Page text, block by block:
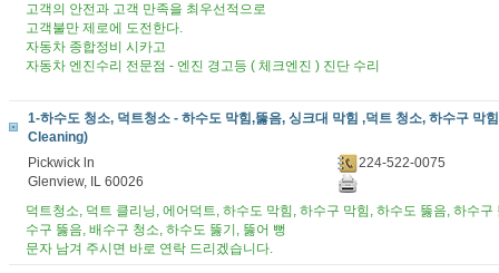
고객의 안전과 고객 만족을 최우선적으로
고객불만 제로에 도전한다.
자동차 종합정비 시카고
자동차 엔진수리 전문점 - 엔진 경고등 ( 체크엔진 ) 진단 수리
1-하수도 청소, 덕트청소 - 하수도 막힘,뚫음, 싱크대 막힘 ,덕트 청소, 하수구 막
Cleaning)
Pickwick ln
Glenview, IL 60026
224-522-0075
덕트청소, 덕트 클리닝, 에어덕트, 하수도 막힘, 하수구 막힘, 하수도 뚫음, 하수
수구 뚫음, 배수구 청소, 하수도 뚫기, 뚫어 뻥
문자 남겨 주시면 바로 연락 드리겠습니다.